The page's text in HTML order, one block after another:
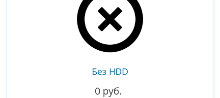
Без HDD
0 руб.